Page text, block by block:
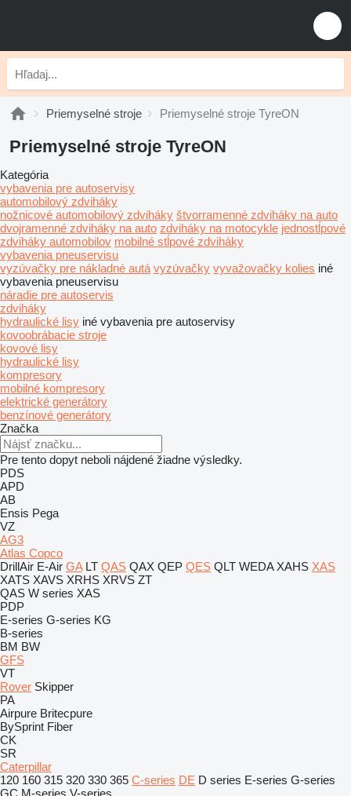
Priemyselné stroje Priemyselné stroje TyreON
Priemyselné stroje TyreON
Kategória
vybavenia pre autoservisy
automobilový zdviháky
nožnicové automobilový zdviháky štvorramenné zdviháky na auto
dvojramenné zdviháky na auto zdviháky na motocykle jednostĺpové
zdviháky automobilov mobilné stĺpové zdviháky
vybavenia pneuservisu
vyzúvačky pre nákladné autá vyzúvačky vyvažovačky kolies iné
vybavenia pneuservisu
náradie pre autoservis
zdviháky
hydraulické lisy iné vybavenia pre autoservisy
kovoobrábacie stroje
kovové lisy
hydraulické lisy
kompresory
mobilné kompresory
elektrické generátory
benzínové generátory
Značka
Pre tento dopyt neboli nájdené žiadne výsledky.
PDS
APD
AB
Ensis Pega
VZ
AG3
Atlas Copco
DrillAir E-Air GA LT QAS QAX QEP QES QLT WEDA XAHS XAS
XATS XAVS XRHS XRVS ZT
QAS W series XAS
PDP
E-series G-series KG
B-series
BM BW
GFS
VT
Rover Skipper
PA
Airpure Britecpure
BySprint Fiber
CK
SR
Caterpillar
120 160 315 320 330 365 C-series DE D series E-series G-series
GC M-series V-series